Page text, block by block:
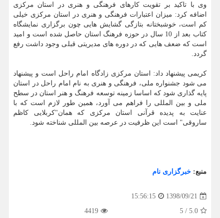
وی با تاكید بر تقویت كارهای فرهنگی و هنری در استان مركزی
اضافه كرد: میزان اعتبارات فرهنگی و هنری در استان مركزی خیلی
كم است، خوشبختانه بتازگی گشایش هایی چون برگزاری نمایشگاه
كتاب بعد از 10 سال در حوزه فرهنگ استان حاصل شده است و امید
است كه ضعف هایی كه در دوره های مدیریتی قبلی وجود داشت رفع
گردد.
كریمی پیشنهاد داد: استان مركزی زادگاه امام راحل است و پیشنهاد
می شود جشنواره ملی، فرهنگی و هنری به نام امام راحل در استان
پایه گذاری شود كه اساسا زمینه توسعه فرهنگ و هنر استان در سطح
ملی و بین المللی را فراهم می آورد، همین طور لازم است كه با
عنایت به پدیده قرآنی استان مركزی كه همان"كربلایی كاظم
ساروقی" است این ظرفیت در عرصه بین المللی شناخته شود.
منبع: خبرگزاری نام
1398/09/21
15:56:15
5.0
/
5
4419